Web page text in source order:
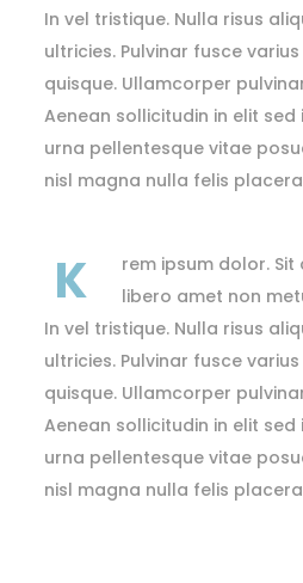
In vel tristique. Nulla risus
ultricies. Pulvinar fusce
quisque. Ullamcorper
Aenean sollicitudin in elit
urna pellentesque vitae
nisl magna nulla felis
K
rem ipsum dolor.
libero amet non
In vel tristique. Nulla risus
ultricies. Pulvinar fusce
quisque. Ullamcorper
Aenean sollicitudin in elit
urna pellentesque vitae
nisl magna nulla felis